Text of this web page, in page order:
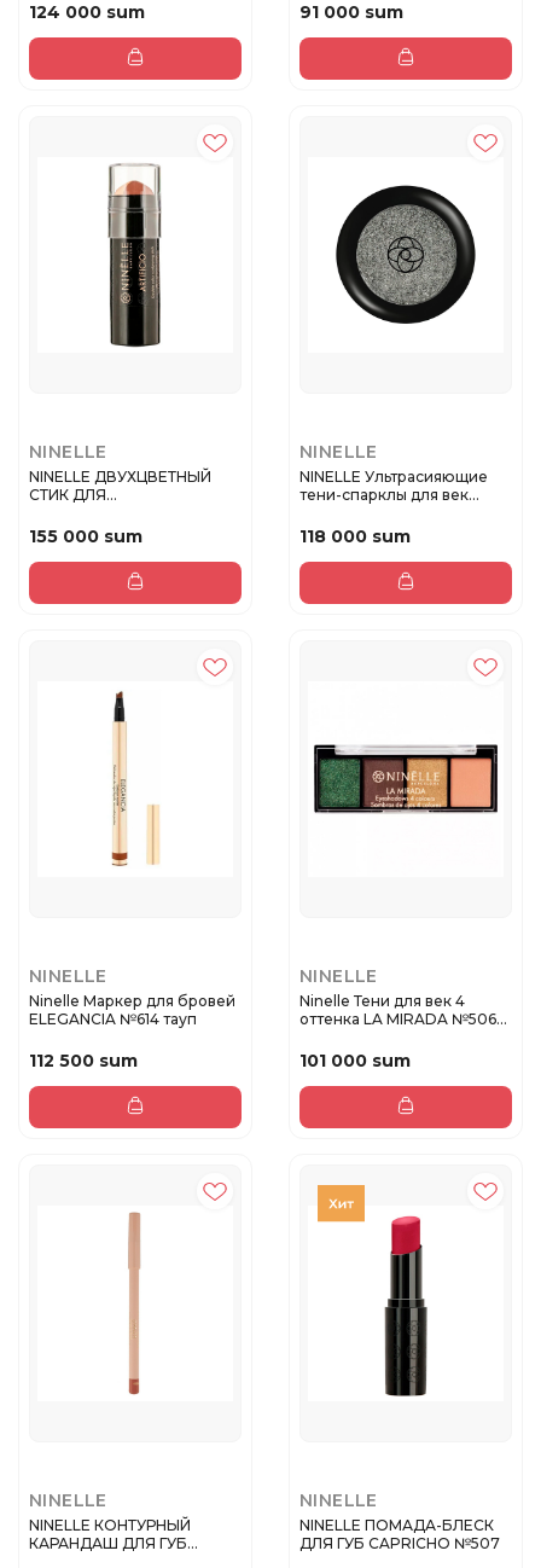
124 000 sum 91 000 sum
NINELLE
NINELLE ДВУХЦВЕТНЫЙ
СТИК ДЛЯ
ART...
155 000 sum
NINELLE
NINELLE Ультрасияющие
тени-спарклы для век
118 000 sum
NINELLE
Ninelle Маркер для бровей
ELEGANCIA №614 тауп
112 500 sum
NINELLE
Ninelle Тени для век 4
оттенка LA MIRADA №506
101 000 sum
NINELLE
NINELLE КОНТУРНЫЙ
КАРАНДАШ ДЛЯ ГУБ
NINELLE
NINELLE ПОМАДА-БЛЕСК
ДЛЯ ГУБ CAPRICHO №507